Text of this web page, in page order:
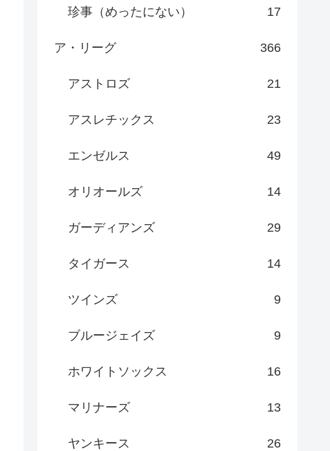
珍事（めったにない） 17
ア・リーグ 366
アストロズ 21
アスレチックス 23
エンゼルス 49
オリオールズ 14
ガーディアンズ 29
タイガース 14
ツインズ 9
ブルージェイズ 9
ホワイトソックス 16
マリナーズ 13
ヤンキース 26